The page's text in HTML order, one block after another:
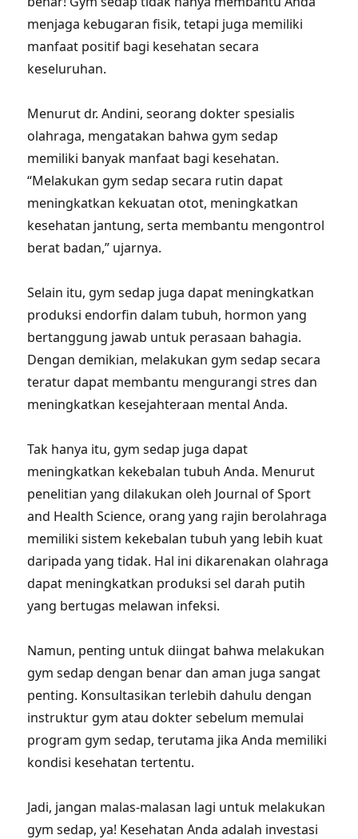
menjaga kebugaran fisik, tetapi juga memiliki
manfaat positif bagi kesehatan secara
keseluruhan.
Menurut dr. Andini, seorang dokter spesialis
olahraga, mengatakan bahwa gym sedap
memiliki banyak manfaat bagi kesehatan.
“Melakukan gym sedap secara rutin dapat
meningkatkan kekuatan otot, meningkatkan
kesehatan jantung, serta membantu mengontrol
berat badan,” ujarnya.
Selain itu, gym sedap juga dapat meningkatkan
produksi endorfin dalam tubuh, hormon yang
bertanggung jawab untuk perasaan bahagia.
Dengan demikian, melakukan gym sedap secara
teratur dapat membantu mengurangi stres dan
meningkatkan kesejahteraan mental Anda.
Tak hanya itu, gym sedap juga dapat
meningkatkan kekebalan tubuh Anda. Menurut
penelitian yang dilakukan oleh Journal of Sport
and Health Science, orang yang rajin berolahraga
memiliki sistem kekebalan tubuh yang lebih kuat
daripada yang tidak. Hal ini dikarenakan olahraga
dapat meningkatkan produksi sel darah putih
yang bertugas melawan infeksi.
Namun, penting untuk diingat bahwa melakukan
gym sedap dengan benar dan aman juga sangat
penting. Konsultasikan terlebih dahulu dengan
instruktur gym atau dokter sebelum memulai
program gym sedap, terutama jika Anda memiliki
kondisi kesehatan tertentu.
Jadi, jangan malas-malasan lagi untuk melakukan
gym sedap, ya! Kesehatan Anda adalah investasi